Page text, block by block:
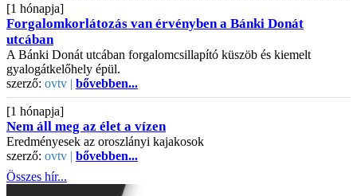
[1 hónapja]
Forgalomkorlátozás van érvényben a Bánki Donát
utcában
A Bánki Donát utcában forgalomcsillapító küszöb és kiemelt
gyalogátkelőhely épül.
szerző: ovtv | bővebben...
[1 hónapja]
Nem áll meg az élet a vízen
Eredményesek az oroszlányi kajakosok
szerző: ovtv | bővebben...
Összes hír...